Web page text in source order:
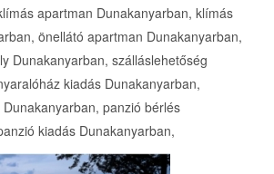
apartman Dunakanyarban, klímás
önellátó apartman Dunakanyarban,
Dunakanyarban, szálláslehetőség
kiadás Dunakanyarban,
panzió bérlés
kiadás Dunakanyarban,